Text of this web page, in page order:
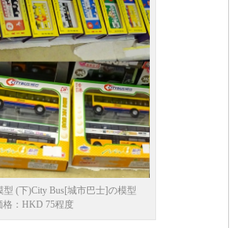
(下)City Bus[城市巴士]の模型
格：HKD 75程度